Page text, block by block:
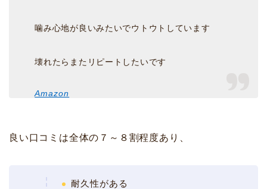
噛み心地が良いみたいでウトウトしています
壊れたらまたリピートしたいです
Amazon
良い口コミは全体の７～８割程度あり、
耐久性がある